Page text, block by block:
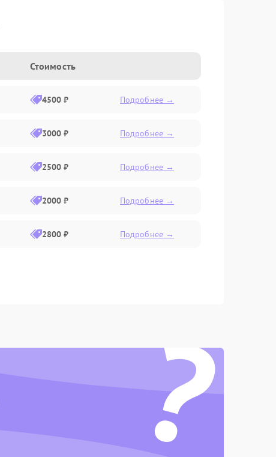
Стоимость
4500 ₽ Подробнее →
3000 ₽ Подробнее →
2500 ₽ Подробнее →
2000 ₽ Подробнее →
2800 ₽ Подробнее →
?